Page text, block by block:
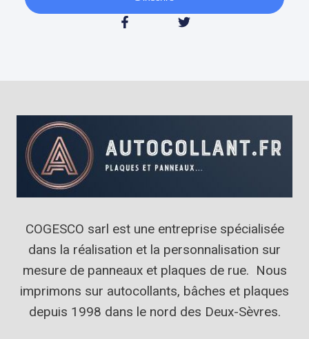
COGESCO sarl est une entreprise spécialisée
dans la réalisation et la personnalisation sur
mesure de panneaux et plaques de rue. Nous
imprimons sur autocollants, bâches et plaques
depuis 1998 dans le nord des Deux-Sèvres.